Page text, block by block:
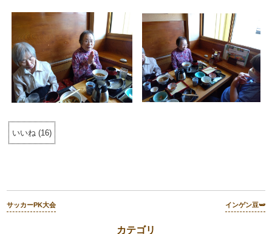
いいね (16)
サッカーPK大会 インゲン豆🫛
カテゴリ